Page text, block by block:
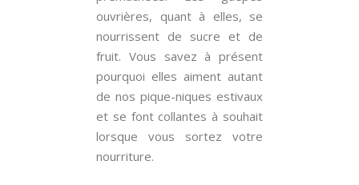
ouvrières, quant à elles, se
nourrissent de sucre et de
fruit. Vous savez à présent
pourquoi elles aiment autant
de nos pique-niques estivaux
et se font collantes à souhait
lorsque vous sortez votre
nourriture.